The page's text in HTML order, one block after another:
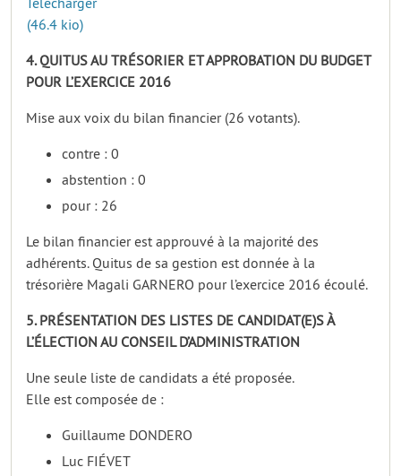
(46.4 kio)
4. QUITUS AU TRÉSORIER ET APPROBATION DU BUDGET
POUR L’EXERCICE 2016
Mise aux voix du bilan financier (26 votants).
contre : 0
abstention : 0
pour : 26
Le bilan financier est approuvé à la majorité des
adhérents. Quitus de sa gestion est donnée à la
trésorière Magali GARNERO pour l’exercice 2016 écoulé.
5. PRÉSENTATION DES LISTES DE CANDIDAT(E)S À
L’ÉLECTION AU CONSEIL D’ADMINISTRATION
Une seule liste de candidats a été proposée.
Elle est composée de :
Guillaume DONDERO
Luc FIÉVET